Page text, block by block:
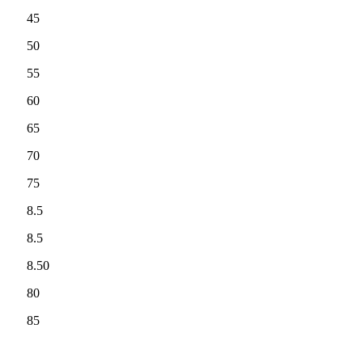
45
50
55
60
65
70
75
8.5
8.5
8.50
80
85